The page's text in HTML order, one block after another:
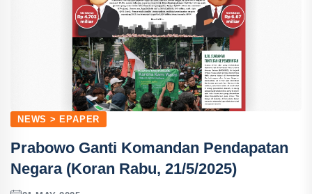
NEWS > EPAPER
Prabowo Ganti Komandan Pendapatan
Negara (Koran Rabu, 21/5/2025)